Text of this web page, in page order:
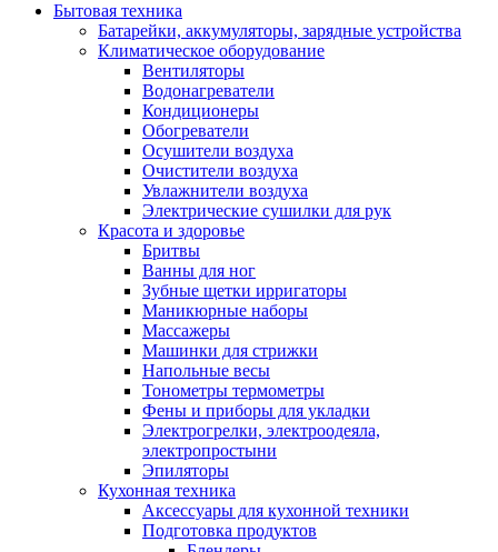
Бытовая техника
Батарейки, аккумуляторы, зарядные устройства
Климатическое оборудование
Вентиляторы
Водонагреватели
Кондиционеры
Обогреватели
Осушители воздуха
Очистители воздуха
Увлажнители воздуха
Электрические сушилки для рук
Красота и здоровье
Бритвы
Ванны для ног
Зубные щетки ирригаторы
Маникюрные наборы
Массажеры
Машинки для стрижки
Напольные весы
Тонометры термометры
Фены и приборы для укладки
Электрогрелки, электроодеяла,
электропростыни
Эпиляторы
Кухонная техника
Аксессуары для кухонной техники
Подготовка продуктов